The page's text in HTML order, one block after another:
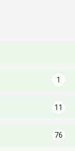
1
11
76